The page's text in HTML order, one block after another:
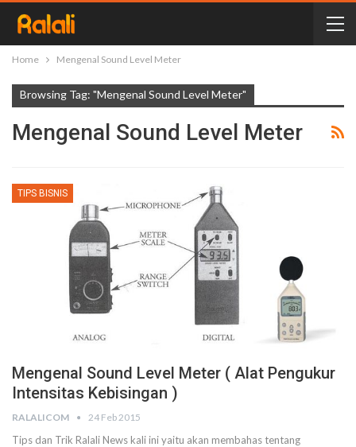
Home Mengenal Sound Level Meter
Browsing Tag: "Mengenal Sound Level Meter"
Mengenal Sound Level Meter
TIPS BISNIS
Mengenal Sound Level Meter ( Alat Pengukur
Intensitas Kebisingan )
RALALICOM 24 Feb 2015
Tips dan Trik Ralali News kali ini yaitu akan membahas tentang